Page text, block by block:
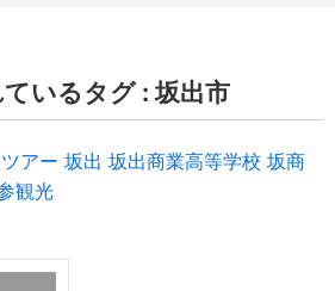
ているタグ :坂出市
アー 坂出 坂出商業高等学校 坂商
観光